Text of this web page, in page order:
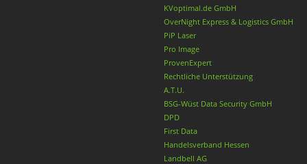
KVoptimal.de GmbH
OverNight Express & Logistics GmbH
PiP Laser
Pro Image
ProvenExpert
Rechtliche Unterstützung
A.T.U.
BSG-Wüst Data Security GmbH
DPD
First Data
Handelsverband Hessen
Landbell AG